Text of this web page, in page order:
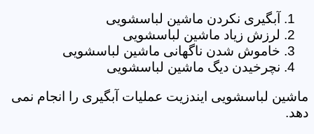
آبگیری نکردن ماشین لباسشویی
لرزش زیاد ماشین لباسشویی
خاموش شدن ناگهانی ماشین لباسشویی
نچرخیدن دیگ ماشین لباسشویی
ماشین لباسشویی ایندزیت عملیات آبگیری را انجام نمی
دهد.